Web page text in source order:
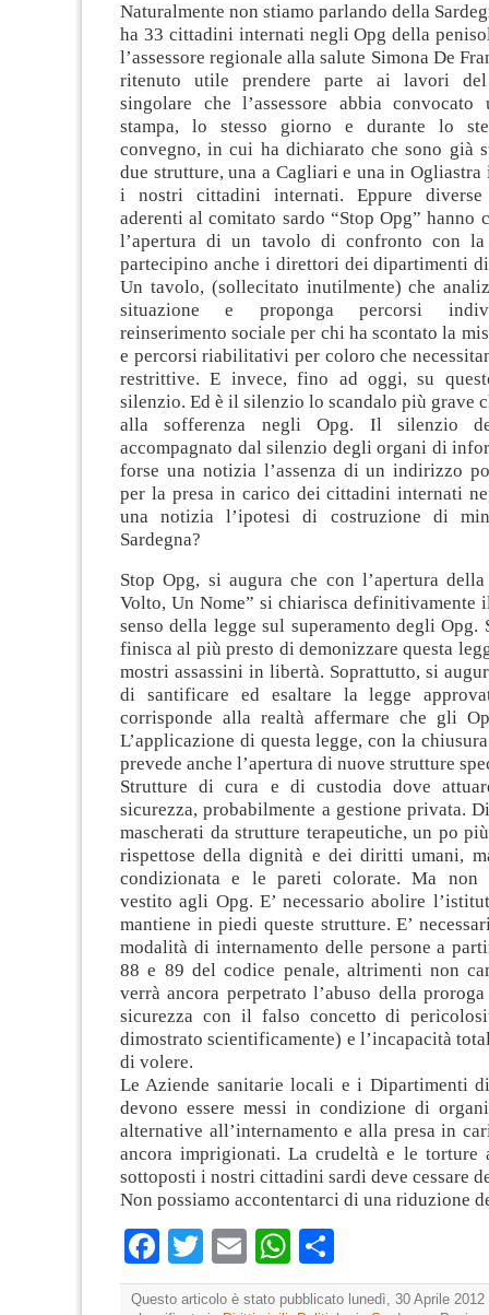
Naturalmente non stiamo parlando della
ha 33 cittadini internati negli Opg della
l’assessore regionale alla salute Simona De
ritenuto utile prendere parte ai lavori del
singolare che l’assessore abbia convocato
stampa, lo stesso giorno e durante lo
convegno, in cui ha dichiarato che sono già
due strutture, una a Cagliari e una in Ogliastra
i nostri cittadini internati. Eppure diverse
aderenti al comitato sardo “Stop Opg” hanno
l’apertura di un tavolo di confronto con
partecipino anche i direttori dei dipartimenti
Un tavolo, (sollecitato inutilmente) che
situazione e proponga percorsi
reinserimento sociale per chi ha scontato la
e percorsi riabilitativi per coloro che
restrittive. E invece, fino ad oggi, su
silenzio. Ed è il silenzio lo scandalo più grave
alla sofferenza negli Opg. Il silenzio
accompagnato dal silenzio degli organi di
forse una notizia l’assenza di un indirizzo
per la presa in carico dei cittadini internati
una notizia l’ipotesi di costruzione di
Sardegna?
Stop Opg, si augura che con l’apertura della
Volto, Un Nome” si chiarisca
senso della legge sul superamento degli Opg.
finisca al più presto di demonizzare questa
mostri assassini in libertà. Soprattutto, si
di santificare ed esaltare la legge
corrisponde alla realtà affermare che gli
L’applicazione di questa legge, con la
prevede anche l’apertura di nuove strutture
Strutture di cura e di custodia dove
sicurezza, probabilmente a gestione privata.
mascherati da strutture terapeutiche, un po
rispettose della dignità e dei diritti umani,
condizionata e le pareti colorate. Ma non
vestito agli Opg. E’ necessario abolire
mantiene in piedi queste strutture. E’
modalità di internamento delle persone a
88 e 89 del codice penale, altrimenti non
verrà ancora perpetrato l’abuso della
sicurezza con il falso concetto di
dimostrato scientificamente) e l’incapacità
di volere.
Le Aziende sanitarie locali e i Dipartimenti
devono essere messi in condizione di
alternative all’internamento e alla presa in
ancora imprigionati. La crudeltà e le torture
sottoposti i nostri cittadini sardi deve cessare
Non possiamo accontentarci di una riduzione
Facebook
TwitterEmailWhatsApp
Questo articolo è stato pubblicato lunedì, 30 Aprile 2012